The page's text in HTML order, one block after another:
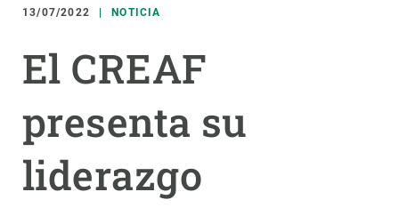
13/07/2022 NOTICIA
El CREAF
presenta su
liderazgo
Responsive
menu
SOBRE NOSOTROS
INVESTIGACIÓN
ÚNETE A NOSOTROS
PARTICIPA